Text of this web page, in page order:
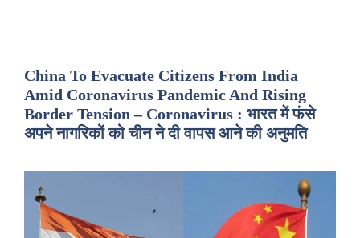
China To Evacuate Citizens From India
Amid Coronavirus Pandemic And Rising
Border Tension – Coronavirus : भारत में फंसे
अपने नागरिकों को चीन ने दी वापस आने की अनुमति